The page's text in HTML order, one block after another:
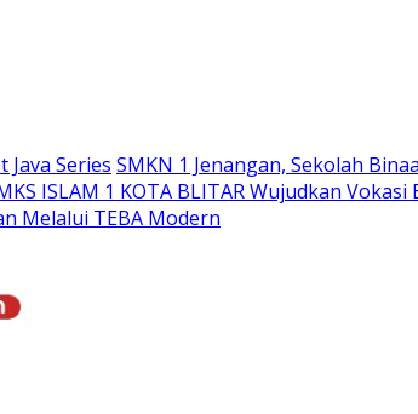
Java Series SMKN 1 Jenangan, Sekolah
ISLAM 1 KOTA BLITAR Wujudkan
Melalui TEBA Modern